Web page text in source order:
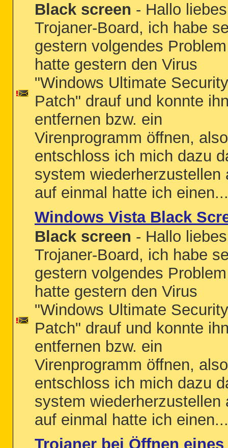
Black screen - Hallo liebes
Trojaner-Board, ich habe
gestern volgendes
hatte gestern den Virus
"Windows Ultimate Security
Patch" drauf und konnte
entfernen bzw. ein
Virenprogramm öffnen, also
entschloss ich mich dazu
system wiederherzustellen
auf einmal hatte ich einen...
Windows Vista Black
Black screen - Hallo liebes
Trojaner-Board, ich habe
gestern volgendes
hatte gestern den Virus
"Windows Ultimate Security
Patch" drauf und konnte
entfernen bzw. ein
Virenprogramm öffnen, also
entschloss ich mich dazu
system wiederherzustellen
auf einmal hatte ich einen...
Trojaner bei Öffnen eines